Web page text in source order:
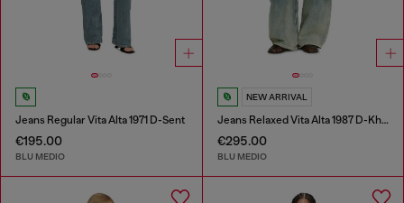
Jeans Regular Vita Alta 1971 D-Sent
€195.00
BLU MEDIO
NEW ARRIVAL
Jeans Relaxed Vita Alta 1987 D-Khelz
€295.00
BLU MEDIO